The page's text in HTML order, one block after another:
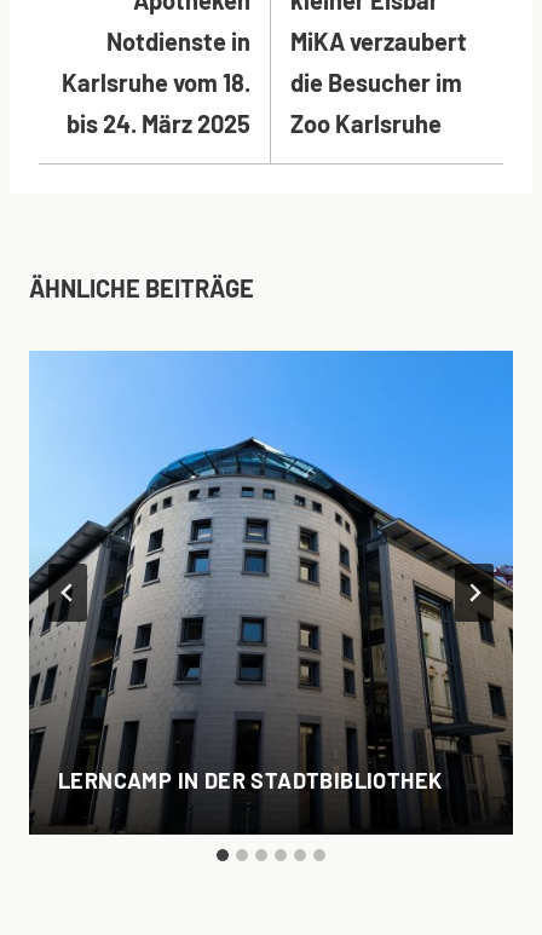
Notdienste in
Karlsruhe vom 18.
bis 24. März 2025
MiKA verzaubert
die Besucher im
Zoo Karlsruhe
ÄHNLICHE BEITRÄGE
LERNCAMP IN DER STADTBIBLIOTHEK